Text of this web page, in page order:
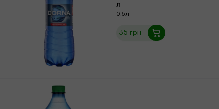
л
0.5л
35 грн